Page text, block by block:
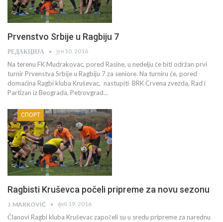
Prvenstvo Srbije u Ragbiju 7
РЕДАКЦИЈА јун 10, 2016
Na terenu FK Mudrakovac, pored Rasine, u nedelju će biti održan prvi
turnir Prvenstva Srbije u Ragbiju 7 za seniore. Na turniru će, pored
domaćina Ragbi kluba Kruševac, nastupiti BRK Crvena zvezda, Rad i
Partizan iz Beograda, Petrovgrad…
СПОРТ
Ragbisti Kruševca počeli pripreme za novu sezonu
J. MARKOVIĆ феб 19, 2016
Članovi Ragbi kluba Kruševac započeli su u sredu pripreme za narednu